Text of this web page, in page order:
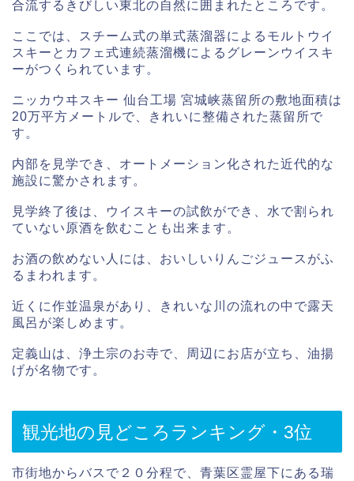
合流するきびしい東北の自然に囲まれたところです。
ここでは、スチーム式の単式蒸溜器によるモルトウイ
スキーとカフェ式連続蒸溜機によるグレーンウイスキ
ーがつくられています。
ニッカウヰスキー 仙台工場 宮城峡蒸留所の敷地面積は
20万平方メートルで、きれいに整備された蒸留所で
す。
内部を見学でき、オートメーション化された近代的な
施設に驚かされます。
見学終了後は、ウイスキーの試飲ができ、水で割られ
ていない原酒を飲むことも出来ます。
お酒の飲めない人には、おいしいりんごジュースがふ
るまわれます。
近くに作並温泉があり、きれいな川の流れの中で露天
風呂が楽しめます。
定義山は、浄土宗のお寺で、周辺にお店が立ち、油揚
げが名物です。
観光地の見どころランキング・3位
市街地からバスで２０分程で、青葉区霊屋下にある瑞